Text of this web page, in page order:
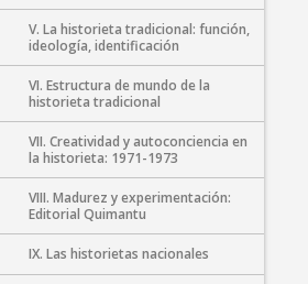
V. La historieta tradicional: función,
ideología, identificación
VI. Estructura de mundo de la
historieta tradicional
VII. Creatividad y autoconciencia en
la historieta: 1971-1973
VIII. Madurez y experimentación:
Editorial Quimantu
IX. Las historietas nacionales